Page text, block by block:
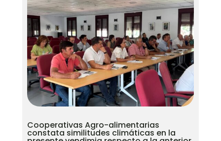
Cooperativas Agro-alimentarias
constata similitudes climáticas en la